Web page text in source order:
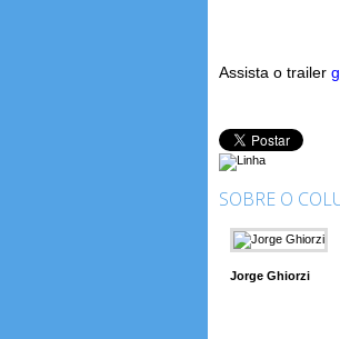
Assista o trailer
SOBRE O
Jorge Ghiorzi